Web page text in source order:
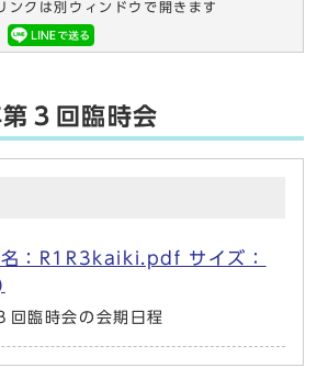
ンクは別ウィンドウで開きます
３回臨時会
：R1R3kaiki.pdf サイズ：
回臨時会の会期日程